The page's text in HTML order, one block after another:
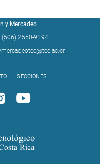
y Mercadeo
(506) 2550-9194
SECCIONES